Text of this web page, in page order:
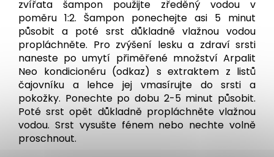
zvířata šampon použijte zředěný vodou v
poměru 1:2. Šampon ponechejte asi 5 minut
působit a poté srst důkladně vlažnou vodou
propláchněte. Pro zvýšení lesku a zdraví srsti
naneste po umytí přiměřené množství Arpalit
Neo kondicionéru (odkaz) s extraktem z listů
čajovníku a lehce jej vmasírujte do srsti a
pokožky. Ponechte po dobu 2-5 minut působit.
Poté srst opět důkladně propláchněte vlažnou
vodou. Srst vysušte fénem nebo nechte volně
proschnout.